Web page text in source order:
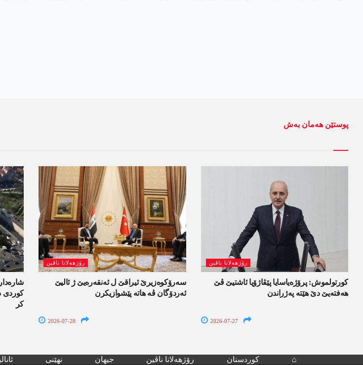
پوستێن ھەمان بەش
کوردی
کر
رۆژھەلاتا ناڤین
سەرۆکوەزیرێ ئیراقێ ل ئەنقەرەیێ ژ ئالیێ
ئەردۆگان ڤە ھاتە پێشوازیکرن
2026-07-28
رۆژھەلاتا ناڤین
کورتولموش: پرۆژەیاسایا پێڤاژۆیا ئاشتیێ ڤێ
ھەفتەیێ دێ هێتە پەژراندن
2026-07-27
نھێنی جیھان رۆژھەلاتا ناڤین کوردستان
⌂